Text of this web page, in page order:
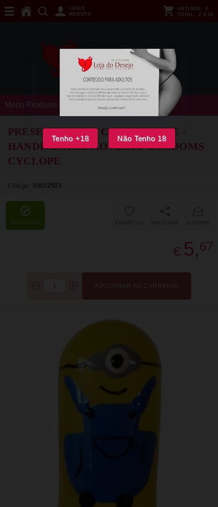
Tenho +18 Não Tenho 18
LOGIN
REGISTO
ARTIGOS:
0
TOTAL: € 0,00
Menu Produtos
PRESERVATIVOS CONDOMERIE -
HANDPAINTED NOVELTY CONDOMS
CYCLOPE
Código: 00032903
DISPONÍVEL SUGERIR
FAVORITOS
€ 5, 67
ADICIONAR AO CARRINHO